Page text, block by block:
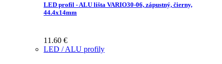
LED profil - ALU lišta VARIO30-06, zápustný, čierny,
44.4x14mm
11.60 €
LED / ALU profily